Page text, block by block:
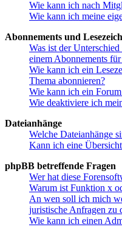
Wie kann ich nach
Wie kann ich meine
Abonnements und
Was ist der
einem Abonnements
Wie kann ich ein
Thema abonnieren?
Wie kann ich ein
Wie deaktiviere ich
Dateianhänge
Welche Dateianhänge
Kann ich eine
phpBB betreffende Fragen
Wer hat diese
Warum ist Funktion x
An wen soll ich mich
juristische Anfragen zu
Wie kann ich einen